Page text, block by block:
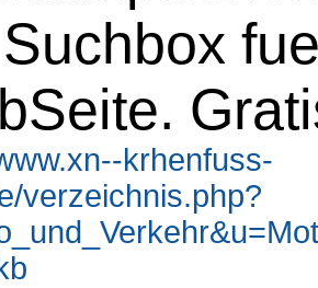
krhenfuss-
verzeichnis.php?